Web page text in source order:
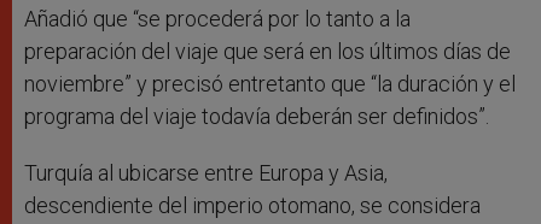
Añadió que “se procederá por lo tanto a la
preparación del viaje que será en los últimos días de
noviembre” y precisó entretanto que “la duración y el
programa del viaje todavía deberán ser definidos”.
Turquía al ubicarse entre Europa y Asia,
descendiente del imperio otomano, se considera